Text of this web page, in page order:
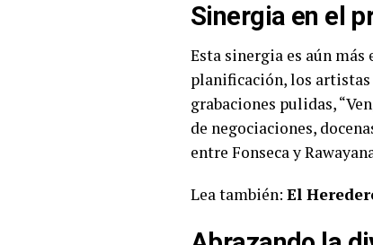
Sinergia en el
Esta sinergia es aún
planificación, los artistas
grabaciones pulidas,
de negociaciones,
entre Fonseca y
Lea también: El